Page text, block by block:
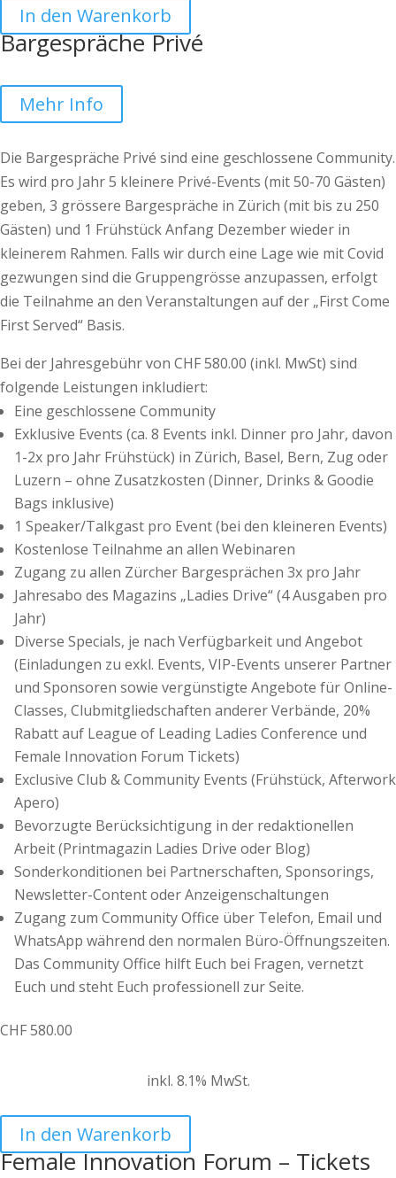
In den Warenkorb
Bargespräche Privé
Mehr Info
Die Bargespräche Privé sind eine geschlossene Community.
Es wird pro Jahr 5 kleinere Privé-Events (mit 50-70 Gästen)
geben, 3 grössere Bargespräche in Zürich (mit bis zu 250
Gästen) und 1 Frühstück Anfang Dezember wieder in
kleinerem Rahmen. Falls wir durch eine Lage wie mit Covid
gezwungen sind die Gruppengrösse anzupassen, erfolgt
die Teilnahme an den Veranstaltungen auf der „First Come
First Served“ Basis.
Bei der Jahresgebühr von CHF 580.00 (inkl. MwSt) sind
folgende Leistungen inkludiert:
Eine geschlossene Community
Exklusive Events (ca. 8 Events inkl. Dinner pro Jahr, davon
1-2x pro Jahr Frühstück) in Zürich, Basel, Bern, Zug oder
Luzern – ohne Zusatzkosten (Dinner, Drinks & Goodie
Bags inklusive)
1 Speaker/Talkgast pro Event (bei den kleineren Events)
Kostenlose Teilnahme an allen Webinaren
Zugang zu allen Zürcher Bargesprächen 3x pro Jahr
Jahresabo des Magazins „Ladies Drive“ (4 Ausgaben pro
Jahr)
Diverse Specials, je nach Verfügbarkeit und Angebot
(Einladungen zu exkl. Events, VIP-Events unserer Partner
und Sponsoren sowie vergünstigte Angebote für Online-
Classes, Clubmitgliedschaften anderer Verbände, 20%
Rabatt auf League of Leading Ladies Conference und
Female Innovation Forum Tickets)
Exclusive Club & Community Events (Frühstück, Afterwork
Apero)
Bevorzugte Berücksichtigung in der redaktionellen
Arbeit (Printmagazin Ladies Drive oder Blog)
Sonderkonditionen bei Partnerschaften, Sponsorings,
Newsletter-Content oder Anzeigenschaltungen
Zugang zum Community Office über Telefon, Email und
WhatsApp während den normalen Büro-Öffnungszeiten.
Das Community Office hilft Euch bei Fragen, vernetzt
Euch und steht Euch professionell zur Seite.
CHF580.00
inkl. 8.1% MwSt.
In den Warenkorb
Female Innovation Forum – Tickets